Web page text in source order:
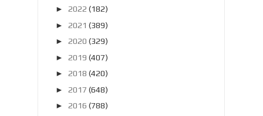
► 2022 (182)
► 2021 (389)
► 2020 (329)
► 2019 (407)
► 2018 (420)
► 2017 (648)
► 2016 (788)